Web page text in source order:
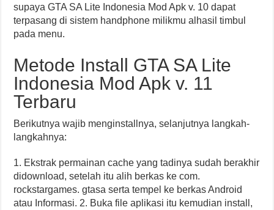
supaya GTA SA Lite Indonesia Mod Apk v. 10 dapat
terpasang di sistem handphone milikmu alhasil timbul
pada menu.
Metode Install GTA SA Lite
Indonesia Mod Apk v. 11
Terbaru
Berikutnya wajib menginstallnya, selanjutnya langkah-
langkahnya:
1. Ekstrak permainan cache yang tadinya sudah berakhir
didownload, setelah itu alih berkas ke com.
rockstargames. gtasa serta tempel ke berkas Android
atau Informasi. 2. Buka file aplikasi itu kemudian install,